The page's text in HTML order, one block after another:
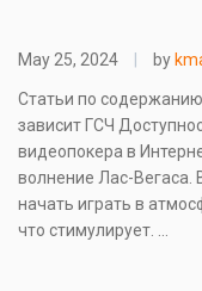
May 25, 2024 by
Статьи по
зависит ГСЧ
видеопокера в
волнение Лас-Вегаса.
начать играть в
что стимулирует. …